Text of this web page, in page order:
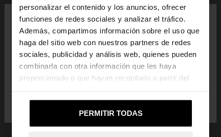
personalizar el contenido y los anuncios, ofrecer
funciones de redes sociales y analizar el tráfico.
Además, compartimos información sobre el uso que
haga del sitio web con nuestros partners de redes
sociales, publicidad y análisis web, quienes pueden
combinarla con otra información que les haya
proporcionado o que hayan recopilado a partir del
PERMITIR TODAS
hola
Estás accediendo a la web de España. ¿Quieres ir a
la web de United States?